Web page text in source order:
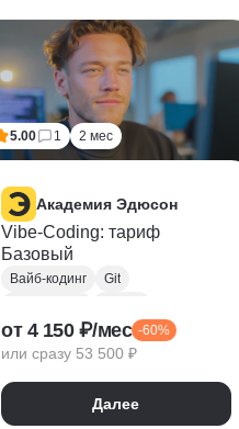
5.00 1 2 мес
Академия Эдюсон
Vibe-Coding: тариф
Базовый
Вайб-кодинг
Git
Искусственный интеллект
Нейронные сети
Зерокодинг
от 4 150 ₽/мес -60%
или сразу 53 500 ₽
Далее